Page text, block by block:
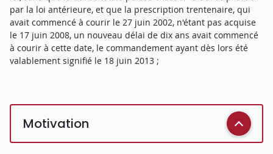
par la loi antérieure, et que la prescription trentenaire, qui
avait commencé à courir le 27 juin 2002, n'étant pas acquise
le 17 juin 2008, un nouveau délai de dix ans avait commencé
à courir à cette date, le commandement ayant dès lors été
valablement signifié le 18 juin 2013 ;
Motivation